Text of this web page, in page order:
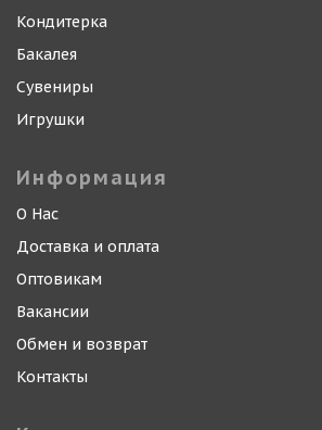
Кондитерка
Бакалея
Сувениры
Игрушки
Информация
О Нас
Доставка и оплата
Оптовикам
Вакансии
Обмен и возврат
Контакты